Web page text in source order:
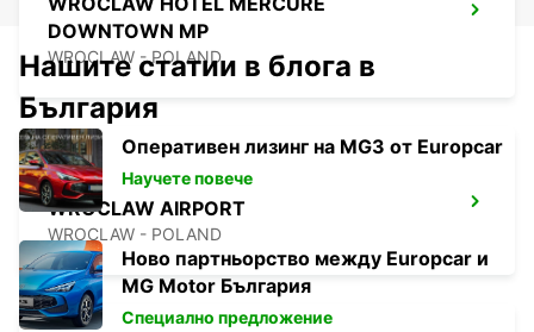
DOWNTOWN MP
WROCLAW - POLAND
WROCLAW AIRPORT
WROCLAW - POLAND
Нашите статии в блога в
България
Оперативен лизинг на MG3 от Europcar
Научете повече
Ново партньорство между Europcar и
MG Motor България
Специално предложение